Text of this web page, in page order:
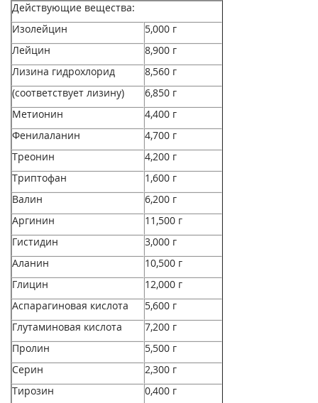
Действующие вещества:
Изолейцин
5,000 г
Лейцин
8,900 г
Лизина гидрохлорид
8,560 г
(соответствует лизину)
6,850 г
Метионин
4,400 г
Фенилаланин
4,700 г
Треонин
4,200 г
Триптофан
1,600 г
Валин
6,200 г
Аргинин
11,500 г
Гистидин
3,000 г
Аланин
10,500 г
Глицин
12,000 г
Аспарагиновая кислота
5,600 г
Глутаминовая кислота
7,200 г
Пролин
5,500 г
Серин
2,300 г
Тирозин
0,400 г